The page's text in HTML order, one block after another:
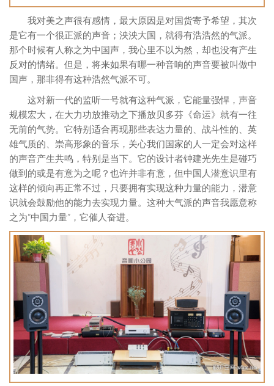
我对美之声很有感情，最大原因是对国货寄予希望，其次
是它有一个很正派的声音；泱泱大国，就得有浩浩然的气派。
那个时候有人称之为中国声，我心里不以为然，却也没有产生
反对的情绪。但是，将来如果有哪一种音响的声音要被叫做中
国声，那非得有这种浩然气派不可。
这对新一代的监听一号就有这种气派，它能量强悍，声音
规模宏大，在大力功放推动之下播放贝多芬《命运》就有一往
无前的气势。它特别适合再现那些表达力量的、战斗性的、英
雄气质的、崇高形象的音乐，关心我们国家的人一定会对这样
的声音产生共鸣，特别是当下。它的设计者钟建光先生是碰巧
做到的或是有意为之呢？也许并非有意，但中国人潜意识里有
这样的倾向再正常不过，只要拥有实现这种力量的能力，潜意
识就会鼓励他的能力去实现力量。这种大气派的声音我愿意称
之为“中国力量”，它催人奋进。